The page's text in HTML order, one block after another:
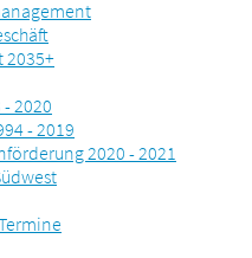
2035+
2020
- 2019
2020 - 2021